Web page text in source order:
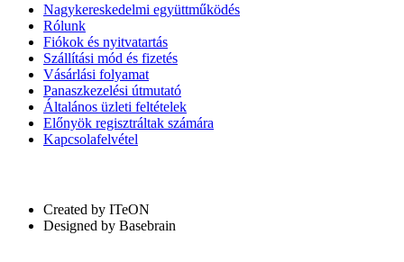
Nagykereskedelmi együttműködés
Rólunk
Fiókok és nyitvatartás
Szállítási mód és fizetés
Vásárlási folyamat
Panaszkezelési útmutató
Általános üzleti feltételek
Előnyök regisztráltak számára
Kapcsolafelvétel
Created by ITeON
Designed by Basebrain